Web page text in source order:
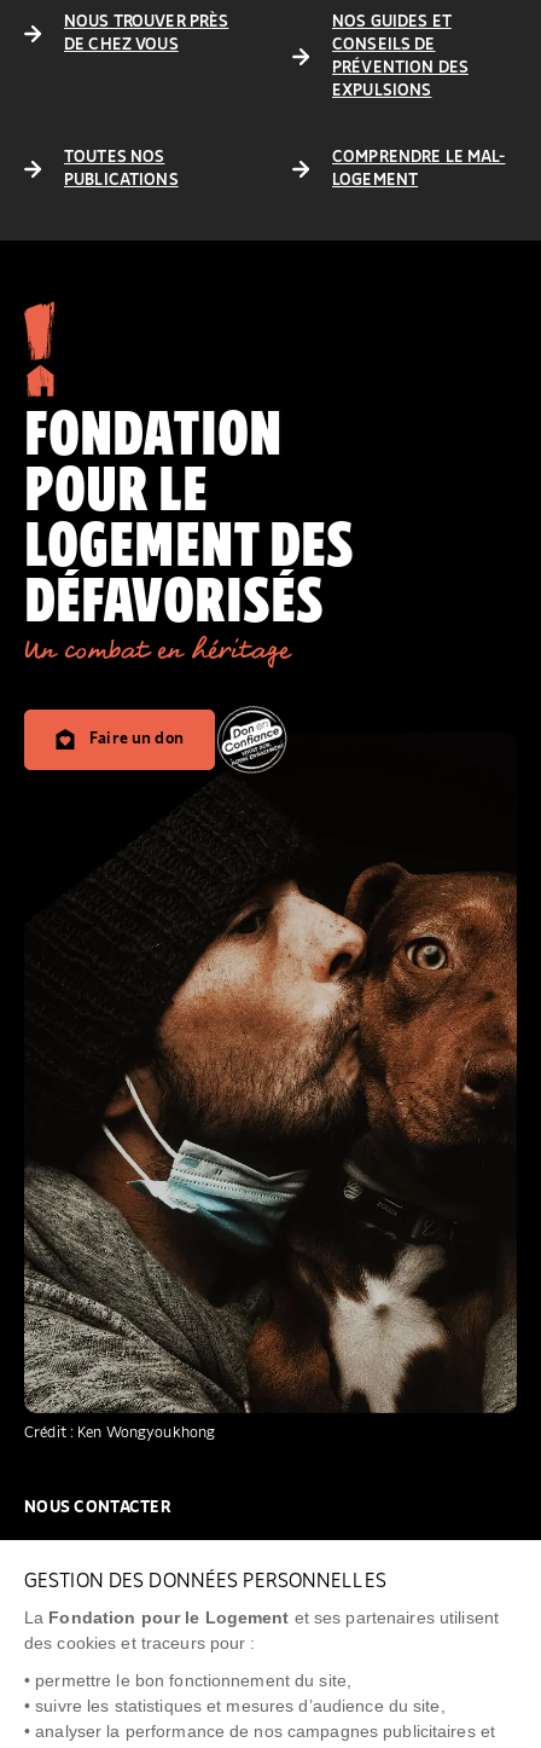
GESTION DES DONNÉES PERSONNELLES
La Fondation pour le Logement et ses partenaires utilisent
des cookies et traceurs pour :
• permettre le bon fonctionnement du site,
• suivre les statistiques et mesures d’audience du site,
• analyser la performance de nos campagnes publicitaires et
NOUS TROUVER PRÈS
DE CHEZ VOUS
NOS GUIDES ET
CONSEILS DE
PRÉVENTION DES
EXPULSIONS
TOUTES NOS
PUBLICATIONS
COMPRENDRE LE MAL-
LOGEMENT
Crédit : Ken Wongyoukhong
FONDATION
POUR LE
LOGEMENT DES
DÉFAVORISÉS
Un combat en héritage
Faire un don
NOUS CONTACTER
FAQ
NEWSLETTER